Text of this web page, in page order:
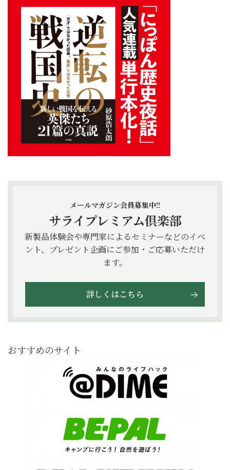
メールマガジン会員募集中!!
サライプレミアム倶楽部
新製品体験会や専門家によるセミナーなどのイベ
ント、プレゼント企画にご参加・ご応募いただけ
ます。
詳しくはこちら
おすすめのサイト